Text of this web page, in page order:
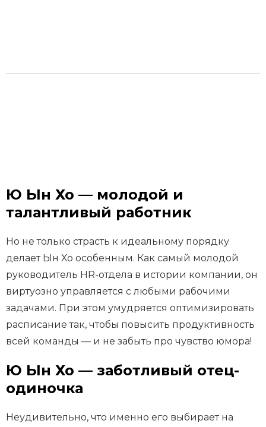
Ю Ын Хо — молодой и
талантливый работник
Но не только страсть к идеальному порядку
делает Ын Хо особенным. Как самый молодой
руководитель HR-отдела в истории компании, он
виртуозно управляется с любыми рабочими
задачами. При этом умудряется оптимизировать
расписание так, чтобы повысить продуктивность
всей команды — и не забыть про чувство юмора!
Ю Ын Хо — заботливый отец-
одиночка
Неудивительно, что именно его выбирает на